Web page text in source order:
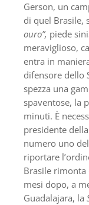
Gerson, un
di quel Brasile,
ouro”, piede
meraviglioso,
entra in
difensore dello
spezza una
spaventose, la
minuti. È
presidente
numero uno
riportare
Brasile rimonta
mesi dopo, a
Guadalajara, la